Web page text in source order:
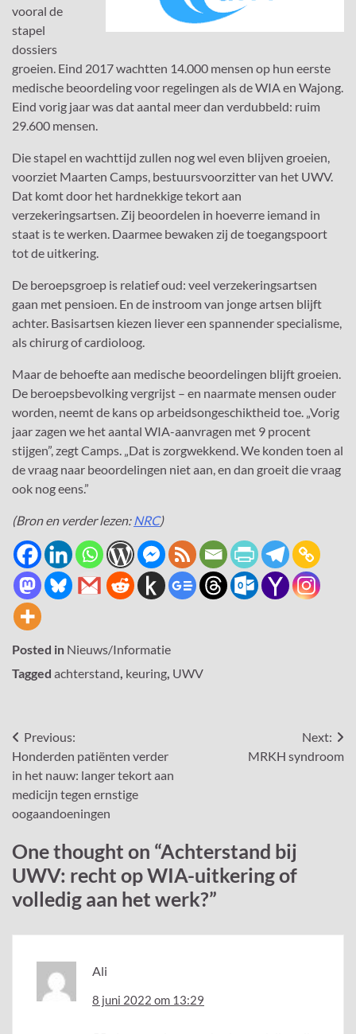
vooral de
stapel
dossiers
groeien. Eind 2017 wachtten 14.000 mensen op hun eerste
medische beoordeling voor regelingen als de WIA en Wajong.
Eind vorig jaar was dat aantal meer dan verdubbeld: ruim
29.600 mensen.
Die stapel en wachttijd zullen nog wel even blijven groeien,
voorziet Maarten Camps, bestuursvoorzitter van het UWV.
Dat komt door het hardnekkige tekort aan
verzekeringsartsen. Zij beoordelen in hoeverre iemand in
staat is te werken. Daarmee bewaken zij de toegangspoort
tot de uitkering.
De beroepsgroep is relatief oud: veel verzekeringsartsen
gaan met pensioen. En de instroom van jonge artsen blijft
achter. Basisartsen kiezen liever een spannender specialisme,
als chirurg of cardioloog.
Maar de behoefte aan medische beoordelingen blijft groeien.
De beroepsbevolking vergrijst – en naarmate mensen ouder
worden, neemt de kans op arbeidsongeschiktheid toe. „Vorig
jaar zagen we het aantal WIA-aanvragen met 9 procent
stijgen”, zegt Camps. „Dat is zorgwekkend. We konden toen al
de vraag naar beoordelingen niet aan, en dan groeit die vraag
ook nog eens.”
(Bron en verder lezen:NRC)
Posted in Nieuws/Informatie
Tagged achterstand, keuring, UWV
Bericht
navigatie
Previous:
Honderden patiënten verder
in het nauw: langer tekort aan
medicijn tegen ernstige
oogaandoeningen
Next:
MRKH syndroom
One thought on “Achterstand bij
UWV: recht op WIA-uitkering of
volledig aan het werk?”
Ali
8 juni 2022 om 13:29